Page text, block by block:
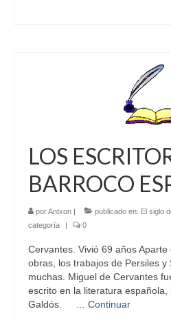
LOS
BARROCO
porAntxon | publicado en: El siglo
categoría
| 0
Cervantes. Vivió 69 años
obras, los trabajos de Persiles y
muchas. Miguel de Cervantes
escrito en la literatura española,
Galdós. … Continuar